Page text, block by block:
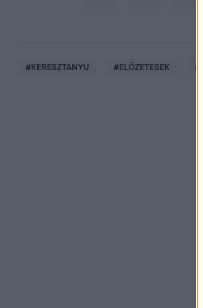
#KERESZTANYU #ELŐZETESEK #